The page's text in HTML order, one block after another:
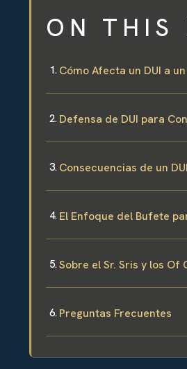
ON THIS
Cómo Afecta un DUI a
Defensa de DUI para
Consecuencias de un
El Enfoque del Bufete
Sobre el Sr. Sris y los Of
Preguntas Frecuentes